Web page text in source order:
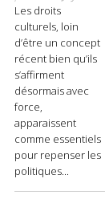
Les droits
culturels, loin
d’être un concept
récent bien qu’ils
s’affirment
désormais avec
force,
apparaissent
comme essentiels
pour repenser les
politiques...